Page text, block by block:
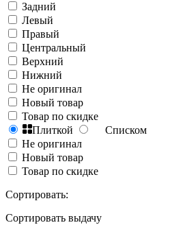
Задний
Левый
Правый
Центральный
Верхний
Нижний
Не оригинал
Новый товар
Товар по скидке
Плиткой
Списком
Не оригинал
Новый товар
Товар по скидке
Сортировать:
Сортировать выдачу